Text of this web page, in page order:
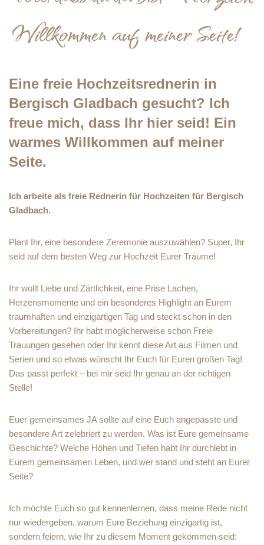
Eine freie Hochzeitsrednerin in
Bergisch Gladbach gesucht? Ich
freue mich, dass Ihr hier seid! Ein
warmes Willkommen auf meiner
Seite.
Ich arbeite als freie Rednerin für Hochzeiten für Bergisch
Gladbach.
Plant Ihr, eine besondere Zeremonie auszuwählen? Super, Ihr
seid auf dem besten Weg zur Hochzeit Eurer Träume!
Ihr wollt Liebe und Zärtlichkeit, eine Prise Lachen,
Herzensmomente und ein besonderes Highlight an Eurem
traumhaften und einzigartigen Tag und steckt schon in den
Vorbereitungen? Ihr habt möglicherweise schon Freie
Trauungen gesehen oder Ihr kennt diese Art aus Filmen und
Serien und so etwas wünscht Ihr Euch für Euren großen Tag!
Das passt perfekt – bei mir seid Ihr genau an der richtigen
Stelle!
Euer gemeinsames JA sollte auf eine Euch angepasste und
besondere Art zelebriert zu werden. Was ist Eure gemeinsame
Geschichte? Welche Höhen und Tiefen habt Ihr durchlebt in
Eurem gemeinsamen Leben, und wer stand und steht an Eurer
Seite?
Ich möchte Euch so gut kennenlernen, dass meine Rede nicht
nur wiedergeben, warum Eure Beziehung einzigartig ist,
sondern feiern, wie Ihr zu diesem Moment gekommen seid: